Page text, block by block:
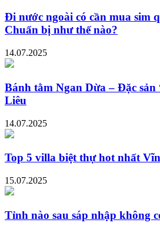
Đi nước ngoài có cần mua sim
Chuẩn bị như thế nào?
14.07.2025
Bánh tằm Ngan Dừa – Đặc sản
Liêu
14.07.2025
Top 5 villa biệt thự hot nhất
15.07.2025
Tỉnh nào sau sáp nhập không